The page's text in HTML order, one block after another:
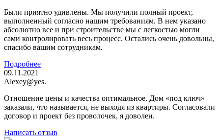
Были приятно удивлены. Мы получили полный проект,
выполненный согласно нашим требованиям. В нем указано
абсолютно все и при строительстве мы с легкостью могли
сами контролировать весь процесс. Остались очень довольны,
спасибо вашим сотрудникам.
Подробнее
09.11.2021
Alexey@yes.
Отношение цены и качества оптимальное. Дом «под ключ»
заказали, что называется, не выходя из квартиры. Согласовали
договор и проект без проволочек, я доволен.
Написать отзыв